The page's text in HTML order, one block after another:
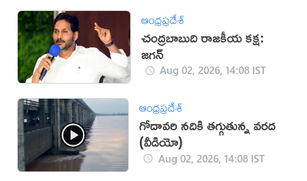
ఆంధ్రప్రదేశ్
చంద్రబాబుది రాజకీయ కక్ష:
జగన్
Aug 02, 2026, 14:08 IST
ఆంధ్రప్రదేశ్
గోదావరి నదికి తగ్గుతున్న వరద
(వీడియో)
Aug 02, 2026, 14:08 IST